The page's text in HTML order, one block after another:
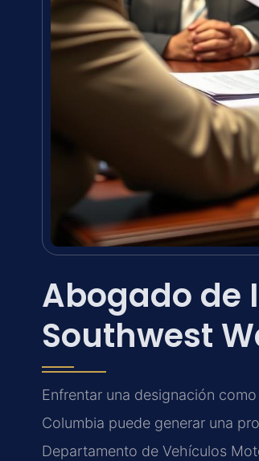
Abogado de
Southwest
Enfrentar una designación
Columbia puede generar una
Departamento de Vehículos